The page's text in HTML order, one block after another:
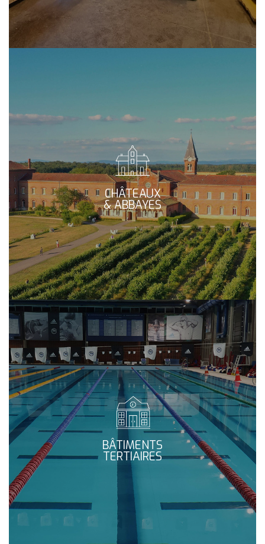
CHÂTEAUX
& ABBAYES
BÂTIMENTS
TERTIAIRES